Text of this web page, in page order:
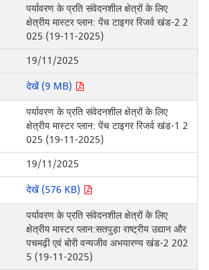
पर्यावरण के प्रति संवेदनशील क्षेत्रों के लिए
क्षेत्रीय मास्टर प्लान: पेंच टाइगर रिजर्व खंड-2 2
025 (19-11-2025)
19/11/2025
देखें (9 MB)
पर्यावरण के प्रति संवेदनशील क्षेत्रों के लिए
क्षेत्रीय मास्टर प्लान: पेंच टाइगर रिजर्व खंड-1 2
025 (19-11-2025)
19/11/2025
देखें (576 KB)
पर्यावरण के प्रति संवेदनशील क्षेत्रों के लिए
क्षेत्रीय मास्टर प्लान:सतपुड़ा राष्ट्रीय उद्यान और
पचमढ़ी एवं बोरी वन्यजीव अभयारण्य खंड-2 202
5 (19-11-2025)